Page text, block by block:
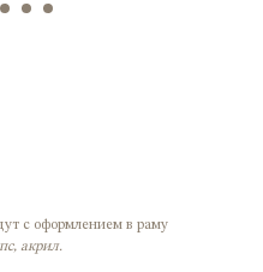
с оформлением в раму
акрил.